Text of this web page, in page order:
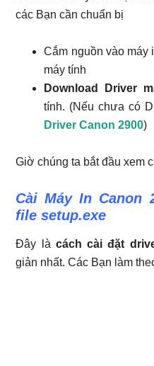
các Bạn cần chuẩn bị
Cắm nguồn vào máy
máy tính
Download Driver
tính. (Nếu chưa có
Driver Canon 2900)
Giờ chúng ta bắt đầu xem
Cài Máy In Canon
file setup.exe
Đây là cách cài đặt
giản nhất. Các Bạn làm